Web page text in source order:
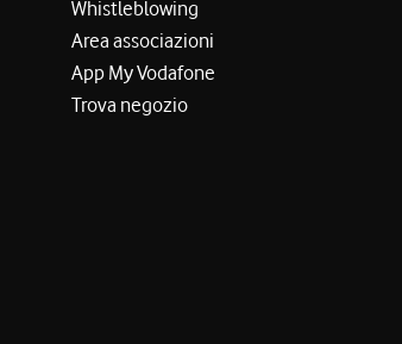
Whistleblowing
Area associazioni
App My Vodafone
Trova negozio